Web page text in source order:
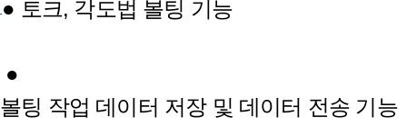
● 토크, 각도법 볼팅 기능
●
볼팅 작업 데이터 저장 및 데이터 전송 기능